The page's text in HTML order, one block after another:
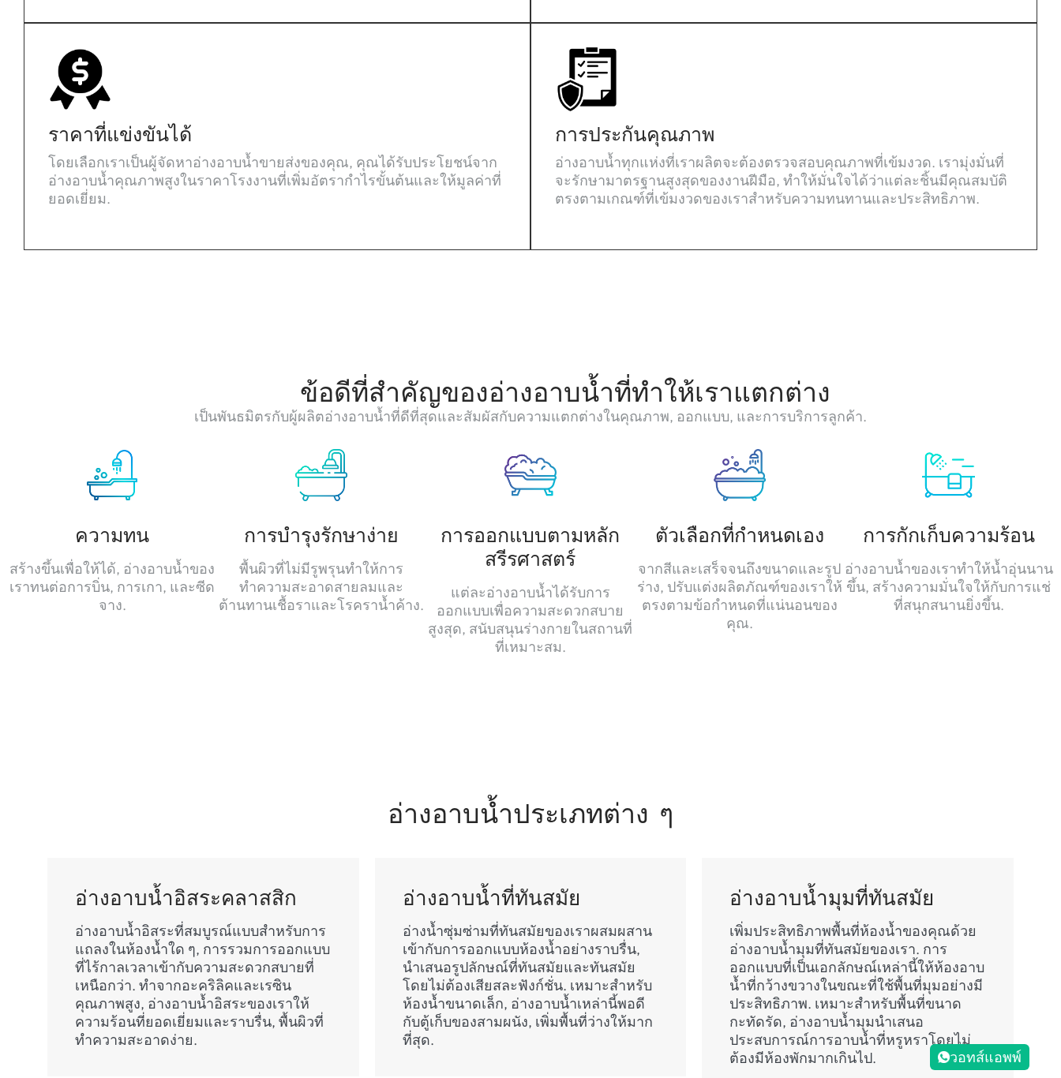
ราคาที่แข่งขันได้
โดยเลือกเราเป็นผู้จัดหาอ่างอาบน้ำขายส่งของคุณ, คุณได้รับประโยชน์จาก
อ่างอาบน้ำคุณภาพสูงในราคาโรงงานที่เพิ่มอัตรากำไรขั้นต้นและให้มูลค่าที่
ยอดเยี่ยม.
การประกันคุณภาพ
อ่างอาบน้ำทุกแห่งที่เราผลิตจะต้องตรวจสอบคุณภาพที่เข้มงวด. เรามุ่งมั่นที่
จะรักษามาตรฐานสูงสุดของงานฝีมือ, ทำให้มั่นใจได้ว่าแต่ละชิ้นมีคุณสมบัติ
ตรงตามเกณฑ์ที่เข้มงวดของเราสำหรับความทนทานและประสิทธิภาพ.
ข้อดีที่สำคัญของอ่างอาบน้ำที่ทำให้เราแตกต่าง
เป็นพันธมิตรกับผู้ผลิตอ่างอาบน้ำที่ดีที่สุดและสัมผัสกับความแตกต่างในคุณภาพ, ออกแบบ, และการบริการลูกค้า.
ความทน
สร้างขึ้นเพื่อให้ได้, อ่างอาบน้ำของ
เราทนต่อการบิ่น, การเกา, และซีด
จาง.
การบำรุงรักษาง่าย
พื้นผิวที่ไม่มีรูพรุนทำให้การ
ทำความสะอาดสายลมและ
ต้านทานเชื้อราและโรคราน้ำค้าง.
การออกแบบตามหลัก
สรีรศาสตร์
แต่ละอ่างอาบน้ำได้รับการ
ออกแบบเพื่อความสะดวกสบาย
สูงสุด, สนับสนุนร่างกายในสถานที่
ที่เหมาะสม.
ตัวเลือกที่กำหนดเอง
จากสีและเสร็จจนถึงขนาดและรูป
ร่าง, ปรับแต่งผลิตภัณฑ์ของเราให้
ตรงตามข้อกำหนดที่แน่นอนของ
คุณ.
การกักเก็บความร้อน
อ่างอาบน้ำของเราทำให้น้ำอุ่นนาน
ขึ้น, สร้างความมั่นใจให้กับการแช่
ที่สนุกสนานยิ่งขึ้น.
อ่างอาบน้ำประเภทต่าง ๆ
อ่างอาบน้ำอิสระคลาสสิก
อ่างอาบน้ำอิสระที่สมบูรณ์แบบสำหรับการ
แถลงในห้องน้ำใด ๆ, การรวมการออกแบบ
ที่ไร้กาลเวลาเข้ากับความสะดวกสบายที่
เหนือกว่า. ทำจากอะคริลิคและเรซิน
คุณภาพสูง, อ่างอาบน้ำอิสระของเราให้
ความร้อนที่ยอดเยี่ยมและราบรื่น, พื้นผิวที่
ทำความสะอาดง่าย.
อ่างอาบน้ำที่ทันสมัย
อ่างน้ำซุ่มซ่ามที่ทันสมัยของเราผสมผสาน
เข้ากับการออกแบบห้องน้ำอย่างราบรื่น,
นำเสนอรูปลักษณ์ที่ทันสมัยและทันสมัย
โดยไม่ต้องเสียสละฟังก์ชั่น. เหมาะสำหรับ
ห้องน้ำขนาดเล็ก, อ่างอาบน้ำเหล่านี้พอดี
กับตู้เก็บของสามผนัง, เพิ่มพื้นที่ว่างให้มาก
ที่สุด.
อ่างอาบน้ำมุมที่ทันสมัย
เพิ่มประสิทธิภาพพื้นที่ห้องน้ำของคุณด้วย
อ่างอาบน้ำมุมที่ทันสมัยของเรา. การ
ออกแบบที่เป็นเอกลักษณ์เหล่านี้ให้ห้องอาบ
น้ำที่กว้างขวางในขณะที่ใช้พื้นที่มุมอย่างมี
ประสิทธิภาพ. เหมาะสำหรับพื้นที่ขนาด
กะทัดรัด, อ่างอาบน้ำมุมนำเสนอ
ประสบการณ์การอาบน้ำที่หรูหราโดยไม่
ต้องมีห้องพักมากเกินไป.
วอทส์แอพพ์